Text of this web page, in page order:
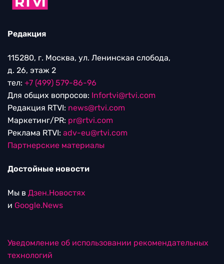
Редакция
115280, г. Москва, ул. Ленинская слобода,
д. 26, этаж 2
тел: +7 (499) 579-86-96
Для общих вопросов: Infortvi@rtvi.com
Редакция RTVI: news@rtvi.com
Маркетинг/PR: pr@rtvi.com
Реклама RTVI: adv-eu@rtvi.com
Партнерские материалы
Достойные новости
Мы в Дзен.Новостях
и Google.News
Уведомление об использовании рекомендательных
технологий